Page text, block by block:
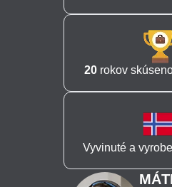
20rokov
Vyvinuté a